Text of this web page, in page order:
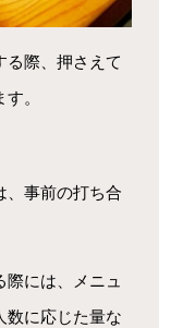
る際、押さえて
。
、事前の打ち合
には、メニュ
数に応じた量な